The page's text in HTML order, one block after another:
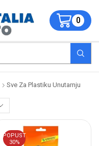
0
Sve Za Plastiku Unutarnju
POPUST
30%